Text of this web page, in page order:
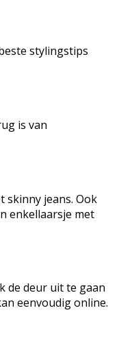
stylingstips
is van
skinny jeans. Ook
enkellaarsje met
de deur uit te gaan
eenvoudig online.